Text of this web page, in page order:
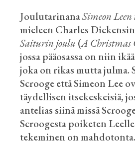
JoulutarinanaSimeon Leen
mieleen Charles
Saiturin joulu (A Christmas
jossa pääosassa on niin
joka on rikas mutta julma.
Scroogeettä Simeon Lee
täydellisen itsekeskeisiä,
antelias siinä missä
Scroogestapoiketen
tekeminen on